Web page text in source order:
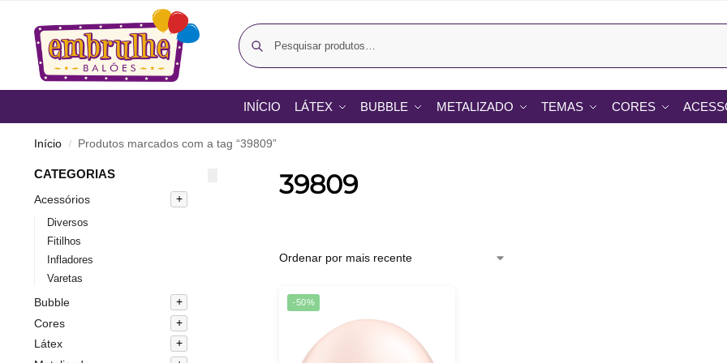
INÍCIO LÁTEX BUBBLE METALIZADO TEMAS CORES
Início / Produtos marcados com a tag “39809”
39809
-50%
CATEGORIAS
Acessórios
Diversos
Fitilhos
Infladores
Varetas
Bubble
Cores
Látex